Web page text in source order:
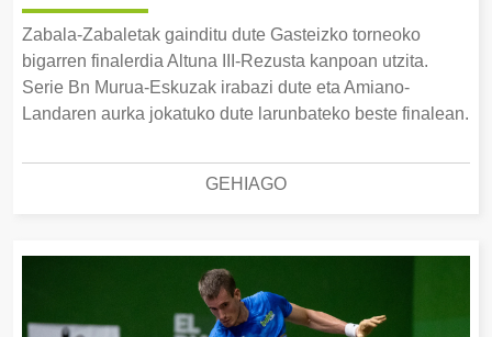
Zabala-Zabaletak gainditu dute Gasteizko torneoko
bigarren finalerdia Altuna III-Rezusta kanpoan utzita.
Serie Bn Murua-Eskuzak irabazi dute eta Amiano-
Landaren aurka jokatuko dute larunbateko beste finalean.
GEHIAGO